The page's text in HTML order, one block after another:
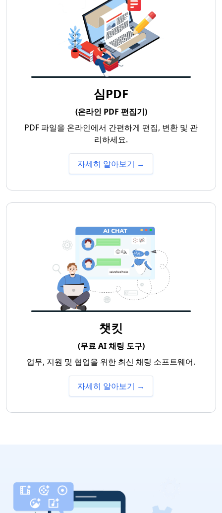
심PDF
(온라인 PDF 편집기)
PDF 파일을 온라인에서 간편하게 편집, 변환 및 관
리하세요.
자세히 알아보기 →
챗킷
(무료 AI 채팅 도구)
업무, 지원 및 협업을 위한 최신 채팅 소프트웨어.
자세히 알아보기 →